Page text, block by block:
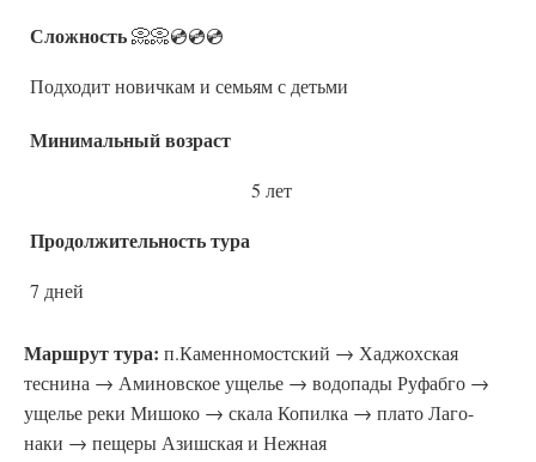
Сложность📀📀💿💿💿
Подходит новичкам и семьям с детьми
Минимальный возраст
5 лет
Продолжительность тура
7 дней
Маршрут тура: п.Каменномостский → Хаджохская
теснина → Аминовское ущелье → водопады Руфабго →
ущелье реки Мишоко → скала Копилка → плато Лаго-
наки → пещеры Азишская и Нежная